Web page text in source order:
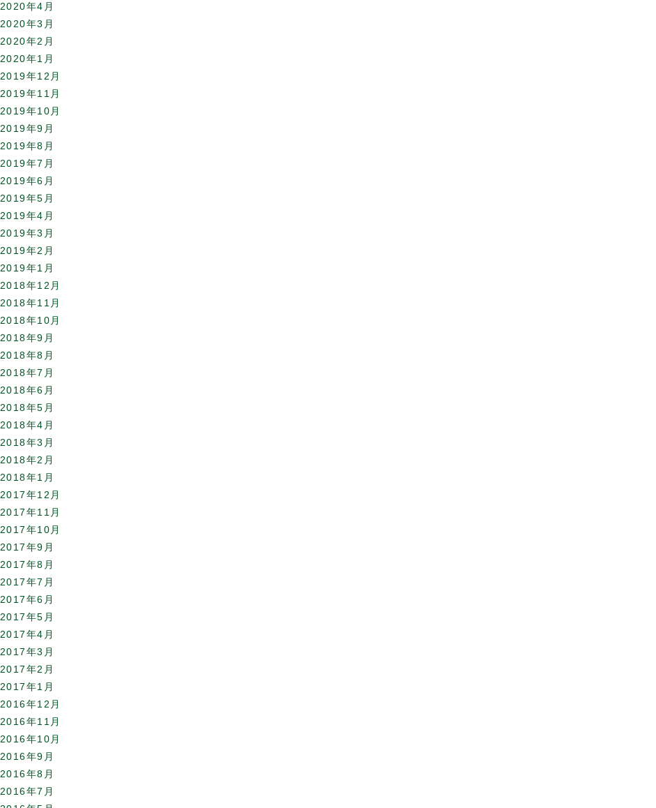
2020年4月
2020年3月
2020年2月
2020年1月
2019年12月
2019年11月
2019年10月
2019年9月
2019年8月
2019年7月
2019年6月
2019年5月
2019年4月
2019年3月
2019年2月
2019年1月
2018年12月
2018年11月
2018年10月
2018年9月
2018年8月
2018年7月
2018年6月
2018年5月
2018年4月
2018年3月
2018年2月
2018年1月
2017年12月
2017年11月
2017年10月
2017年9月
2017年8月
2017年7月
2017年6月
2017年5月
2017年4月
2017年3月
2017年2月
2017年1月
2016年12月
2016年11月
2016年10月
2016年9月
2016年8月
2016年7月